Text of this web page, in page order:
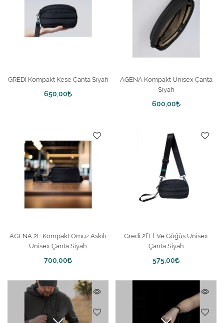
GREDİ Kompakt Kese Çanta Siyah
650,00
AGENA Kompakt Unisex Çanta
Siyah
600,00
AGENA 2F Kompakt Omuz Askılı
Unisex Çanta Siyah
700,00
Gredi 2f El Ve Göğüs Unisex
Çanta Siyah
575,00